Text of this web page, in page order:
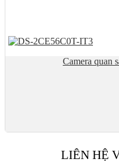
Camera quan
LIÊN HỆ